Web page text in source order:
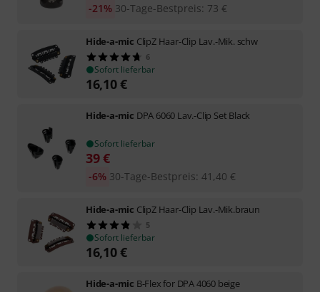
30-Tage-Bestpreis: 73 €
-21%
Hide-a-mic ClipZ Haar-Clip Lav.-Mik. schw
6
Sofort lieferbar
16,10€
Hide-a-mic DPA 6060 Lav.-Clip Set Black
Sofort lieferbar
39€
30-Tage-Bestpreis: 41,40 €
-6%
Hide-a-mic ClipZ Haar-Clip Lav.-Mik.braun
5
Sofort lieferbar
16,10€
Hide-a-mic B-Flex for DPA 4060 beige